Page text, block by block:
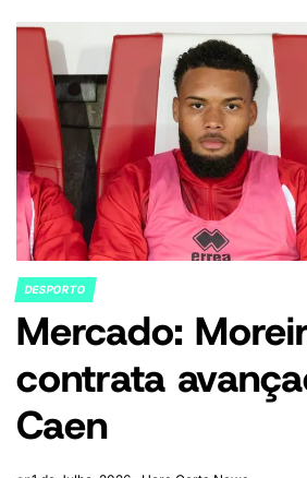
POSTED
IN
DESPORTO
Mercado:
contrata
Caen